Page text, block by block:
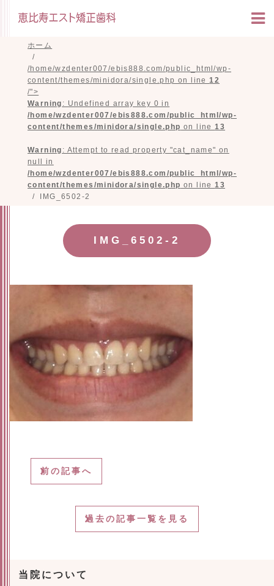
ホーム
/home/wzdenter007/ebis888.com/public_html/wp-
content/themes/minidora/single.php on line12
/">
Warning : Undefined array key 0 in
/home/wzdenter007/ebis888.com/public_html/wp-
content/themes/minidora/single.php on line13
Warning : Attempt to read property "cat_name" on
null in
/home/wzdenter007/ebis888.com/public_html/wp-
content/themes/minidora/single.php on line13
IMG_6502-2
IMG_6502-2
前の記事へ
過去の記事一覧を見る
当院について